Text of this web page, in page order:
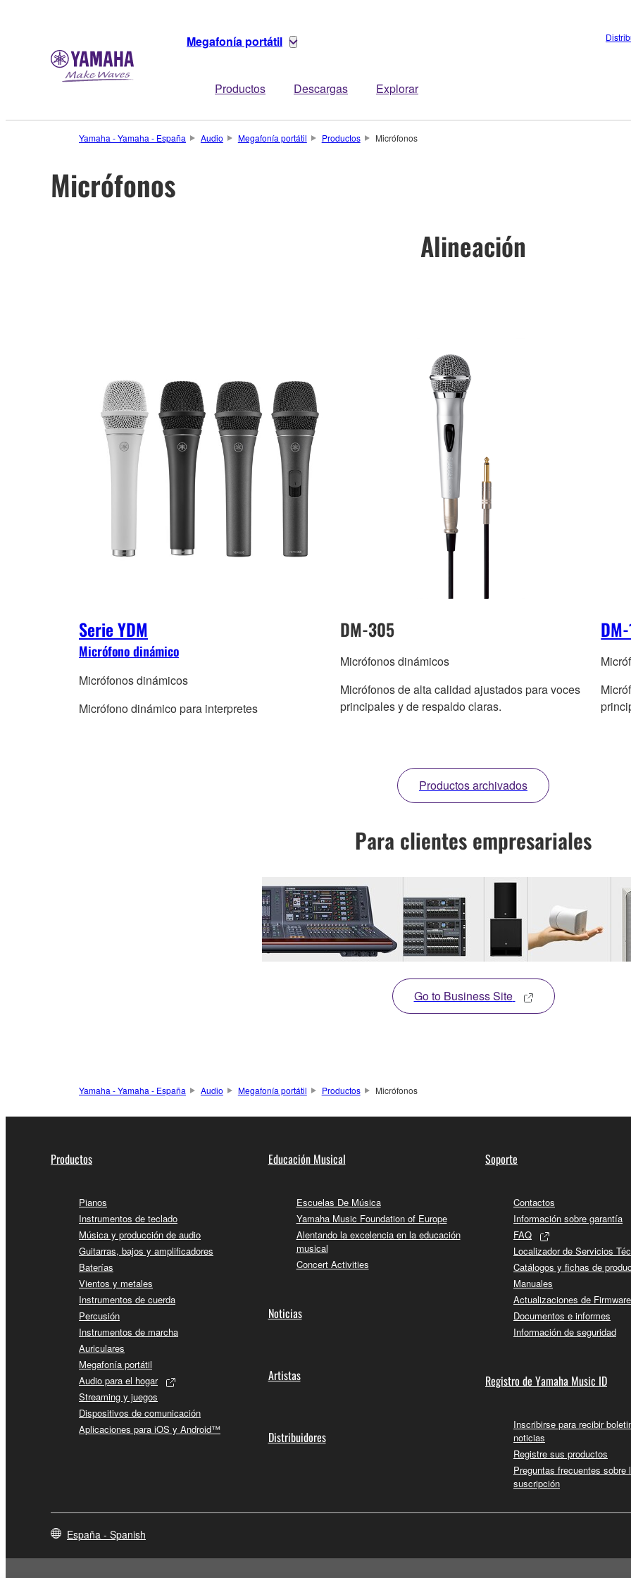
Megafonía portátil
Productos Descargas Explorar
Yamaha - Yamaha - España Audio Megafonía portátil Productos Micrófonos
Micrófonos
Alineación
Serie YDM
Micrófono dinámico
Micrófonos dinámicos
Micrófono dinámico para interpretes
DM-305
Micrófonos dinámicos
Micrófonos de alta calidad ajustados para voces
principales y de respaldo claras.
Productos archivados
Para clientes empresariales
Go to Business Site
Yamaha - Yamaha - España Audio Megafonía portátil Productos Micrófonos
Productos
Pianos
Instrumentos de teclado
Música y producción de audio
Guitarras, bajos y amplificadores
Baterías
Vientos y metales
Instrumentos de cuerda
Percusión
Instrumentos de marcha
Auriculares
Megafonía portátil
Audio para el hogar
Streaming y juegos
Dispositivos de comunicación
Aplicaciones para iOS y Android™
Educación Musical
Escuelas De Música
Yamaha Music Foundation of Europe
Alentando la excelencia en la educación
musical
Concert Activities
Noticias
Artistas
Distribuidores
Soporte
Contactos
Información sobre garantía
FAQ
Localizador de Servicios
Catálogos y fichas de
Manuales
Actualizaciones de
Documentos e informes
Información de seguridad
Registro de Yamaha Music ID
Inscribirse para recibir
noticias
Registre sus productos
Preguntas frecuentes sobre
suscripción
España - Spanish